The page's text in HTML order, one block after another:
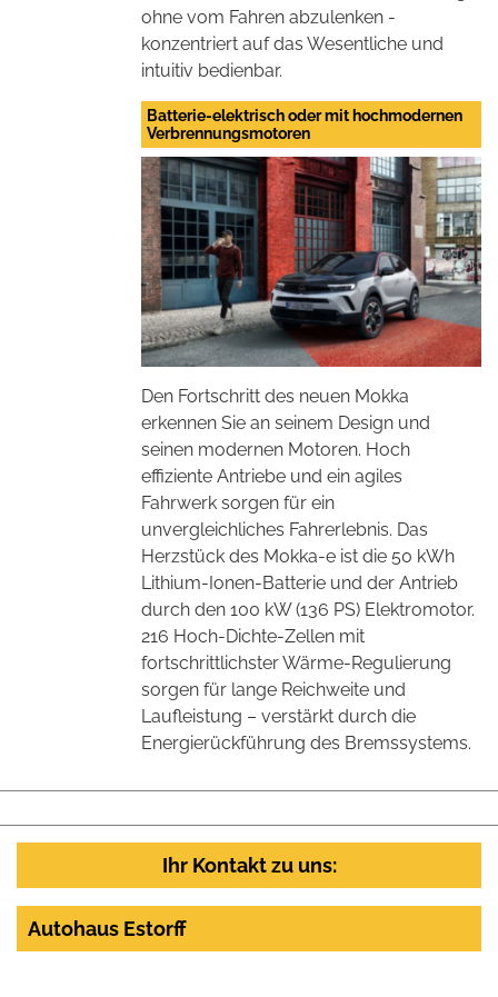
ohne vom Fahren abzulenken -
konzentriert auf das Wesentliche und
intuitiv bedienbar.
Batterie-elektrisch oder mit hochmodernen
Verbrennungsmotoren
Den Fortschritt des neuen Mokka
erkennen Sie an seinem Design und
seinen modernen Motoren. Hoch
effiziente Antriebe und ein agiles
Fahrwerk sorgen für ein
unvergleichliches Fahrerlebnis. Das
Herzstück des Mokka-e ist die 50 kWh
Lithium-Ionen-Batterie und der Antrieb
durch den 100 kW (136 PS) Elektromotor.
216 Hoch-Dichte-Zellen mit
fortschrittlichster Wärme-Regulierung
sorgen für lange Reichweite und
Laufleistung – verstärkt durch die
Energierückführung des Bremssystems.
Ihr Kontakt zu uns:
Autohaus Estorff